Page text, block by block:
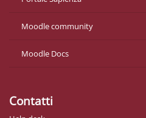
Moodle community
Moodle Docs
Contatti